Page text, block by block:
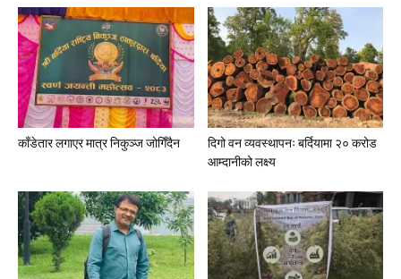
काँडेतार लगाएर मात्र निकुञ्ज जोगिँदैन
दिगो वन व्यवस्थापनः बर्दियामा २० करोड
आम्दानीको लक्ष्य